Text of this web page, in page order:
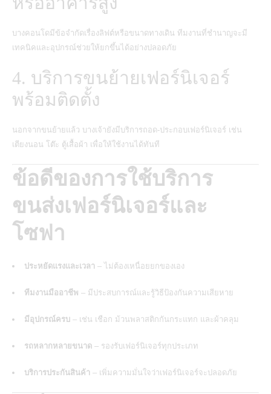
บางคอนโดมีข้อจำกัดเรื่องลิฟต์หรือขนาดทางเดิน ทีมงานที่ชำนาญจะมี
เทคนิคและอุปกรณ์ช่วยให้ยกขึ้นได้อย่างปลอดภัย
4. บริการขนย้ายเฟอร์นิเจอร์
พร้อมติดตั้ง
นอกจากขนย้ายแล้ว บางเจ้ายังมีบริการถอด-ประกอบเฟอร์นิเจอร์ เช่น
เตียงนอน โต๊ะ ตู้เสื้อผ้า เพื่อให้ใช้งานได้ทันที
ข้อดีของการใช้บริการ
ขนส่งเฟอร์นิเจอร์และ
โซฟา
ประหยัดแรงและเวลา – ไม่ต้องเหนื่อยยกของเอง
ทีมงานมืออาชีพ – มีประสบการณ์และรู้วิธีป้องกันความเสียหาย
มีอุปกรณ์ครบ – เช่น เชือก ม้วนพลาสติกกันกระแทก และผ้าคลุม
รถหลากหลายขนาด – รองรับเฟอร์นิเจอร์ทุกประเภท
บริการประกันสินค้า – เพิ่มความมั่นใจว่าเฟอร์นิเจอร์จะปลอดภัย